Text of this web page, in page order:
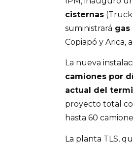
cisternas (Truck
suministrará gas
Copiapó y Arica,
La nueva
camiones por
actual del
proyecto total
hasta 60
La planta TLS,